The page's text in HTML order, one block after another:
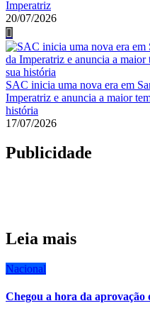
Imperatriz
20/07/2026
SAC inicia uma nova era em
Imperatriz e anuncia a maior
história
17/07/2026
Publicidade
Leia mais
Nacional
Chegou a hora da